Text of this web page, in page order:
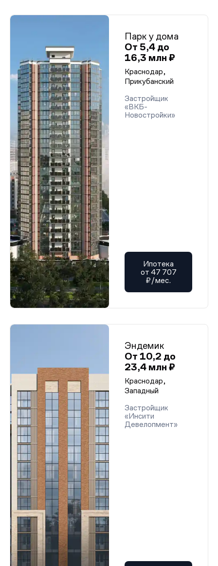
Парк у дома
От 5,4 до
16,3 млн ₽
Краснодар,
Прикубанский
Застройщик
«ВКБ-
Новостройки»
Ипотека
от 47 707
₽/мес.
Эндемик
От 10,2 до
23,4 млн ₽
Краснодар,
Западный
Застройщик
«Инсити
Девелопмент»